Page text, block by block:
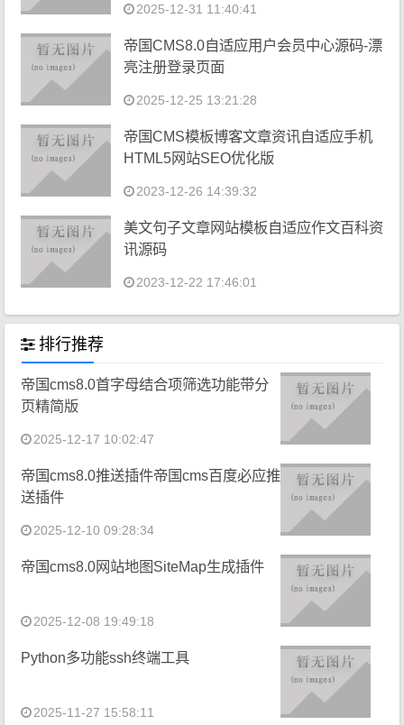
2025-12-31 11:40:41
帝国CMS8.0自适应用户会员中心源码-漂
亮注册登录页面
2025-12-25 13:21:28
帝国CMS模板博客文章资讯自适应手机
HTML5网站SEO优化版
2023-12-26 14:39:32
美文句子文章网站模板自适应作文百科资
讯源码
2023-12-22 17:46:01
排行推荐
帝国cms8.0首字母结合项筛选功能带分
页精简版
2025-12-17 10:02:47
帝国cms8.0推送插件帝国cms百度必应推
送插件
2025-12-10 09:28:34
帝国cms8.0网站地图SiteMap生成插件
2025-12-08 19:49:18
Python多功能ssh终端工具
2025-11-27 15:58:11